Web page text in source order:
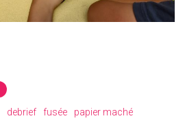
debrief fusée papier maché